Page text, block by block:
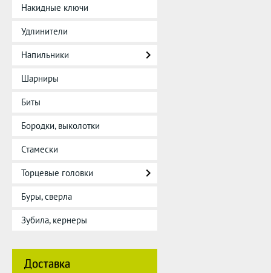
Накидные ключи
Удлинители
Напильники
Шарниры
Биты
Бородки, выколотки
Стамески
Торцевые головки
Буры, сверла
Зубила, кернеры
Доставка